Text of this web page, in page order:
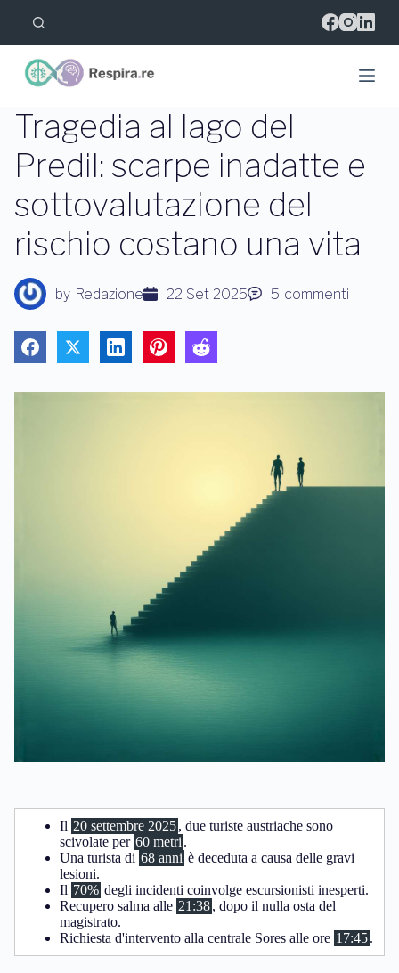
l
l
t
n
t
o
Tragedia al lago del
Predil: scarpe inadatte e
sottovalutazione del
rischio costano una vita
by Redazione 22 Set 2025 5 commenti
Il 20 settembre 2025, due turiste austriache sono
scivolate per 60 metri .
Una turista di 68 anni è deceduta a causa delle gravi
lesioni.
Il 70% degli incidenti coinvolge escursionisti inesperti.
Recupero salma alle 21:38, dopo il nulla osta del
magistrato.
Richiesta d'intervento alla centrale Sores alle ore 17:45.